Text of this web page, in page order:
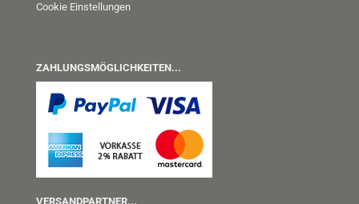
Cookie Einstellungen
ZAHLUNGSMÖGLICHKEITEN...
VERSANDPARTNER...